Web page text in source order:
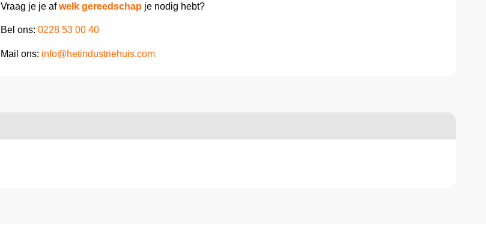
Vraag je je afwelk gereedschapje nodig hebt?
Bel ons: 0228 53 00 40
Mail ons: info@hetindustriehuis.com